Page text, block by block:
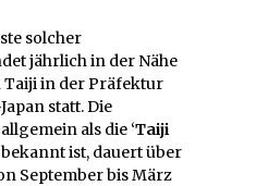
solcher
jährlich in der Nähe
Taiji in der Präfektur
statt. Die
als die ‘Taiji
bekannt ist, dauert über
September bis März